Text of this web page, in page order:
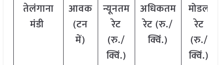
तेलंगाना
मंडी
आवक
(टन
में)
न्यूनतम
रेट
(रु./
क्विं.)
अधिकतम
रेट (रु./
क्विं.)
मोडल
रेट
(रु./
क्विं.)